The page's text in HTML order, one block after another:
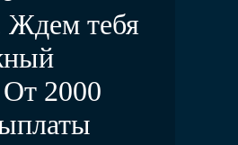
Ждем тебя
2000